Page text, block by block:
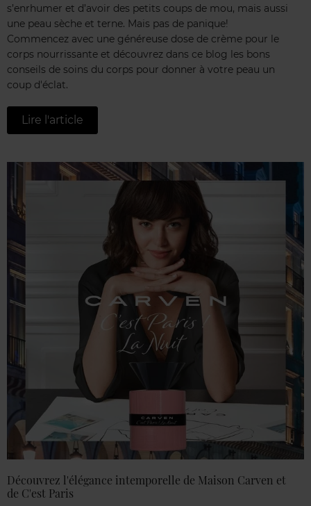
s’enrhumer et d’avoir des petits coups de mou, mais aussi
une peau sèche et terne. Mais pas de panique!
Commencez avec une généreuse dose de crème pour le
corps nourrissante et découvrez dans ce blog les bons
conseils de soins du corps pour donner à votre peau un
coup d'éclat.
Lire l'article
Découvrez l'élégance intemporelle de Maison Carven et
de C'est Paris